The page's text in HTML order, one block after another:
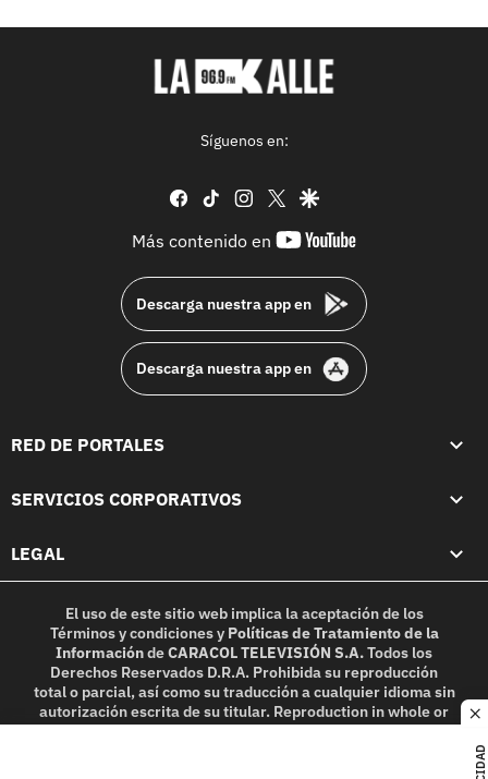
Síguenos en:
facebook
tiktok instagram
twittergoogle
Más contenido en
youtube-
Descarga nuestra app en
Descarga nuestra app en
RED DE PORTALES
SERVICIOS CORPORATIVOS
LEGAL
El uso de este sitio web implica la aceptación de los
Términos y condicionesy Políticas de Tratamiento de la
InformacióndeCARACOL TELEVISIÓN S.A.Todos los
Derechos Reservados D.R.A. Prohibida su reproducción
total o parcial, así como su traducción a cualquier idioma sin
autorización escrita de su titular. Reproduction in whole or